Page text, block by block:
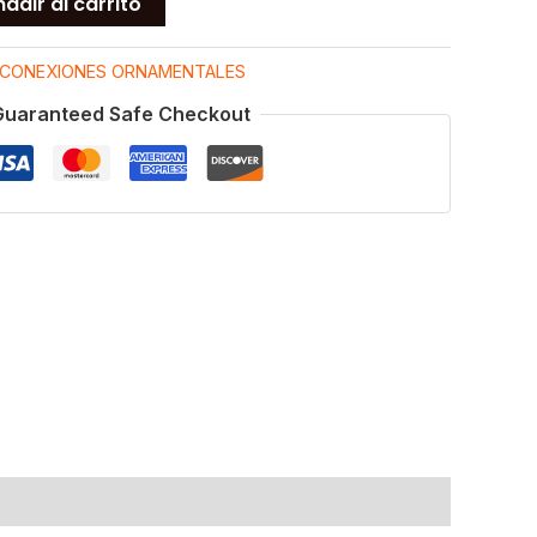
CONEXIONES ORNAMENTALES
Safe Checkout